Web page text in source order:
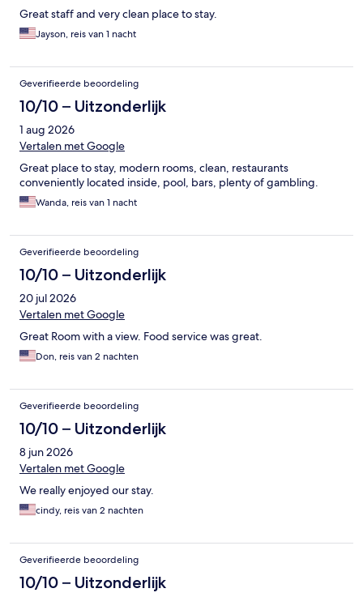
Great staff and very clean place to stay.
Jayson, reis van 1 nacht
Geverifieerde beoordeling
10/10 – Uitzonderlijk
1 aug 2026
Vertalen met Google
Great place to stay, modern rooms, clean, restaurants
conveniently located inside, pool, bars, plenty of gambling.
Wanda, reis van 1 nacht
Geverifieerde beoordeling
10/10 – Uitzonderlijk
20 jul 2026
Vertalen met Google
Great Room with a view. Food service was great.
Don, reis van 2 nachten
Geverifieerde beoordeling
10/10 – Uitzonderlijk
8 jun 2026
Vertalen met Google
We really enjoyed our stay.
cindy, reis van 2 nachten
Geverifieerde beoordeling
10/10 – Uitzonderlijk